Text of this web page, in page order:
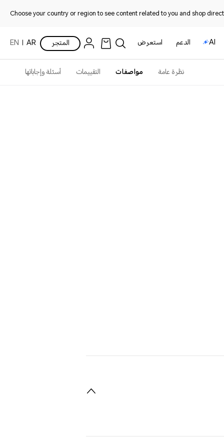
Choose your country or region to see content related to you and shop
AI الدعم استعرض المتجر AR
EN
نظرة عامة مواصفات التقييمات أسئلة وإجاباتها